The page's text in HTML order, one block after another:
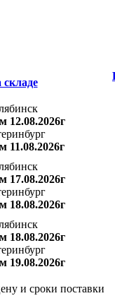
складе
12.08.2026г
11.08.2026г
17.08.2026г
18.08.2026г
18.08.2026г
19.08.2026г